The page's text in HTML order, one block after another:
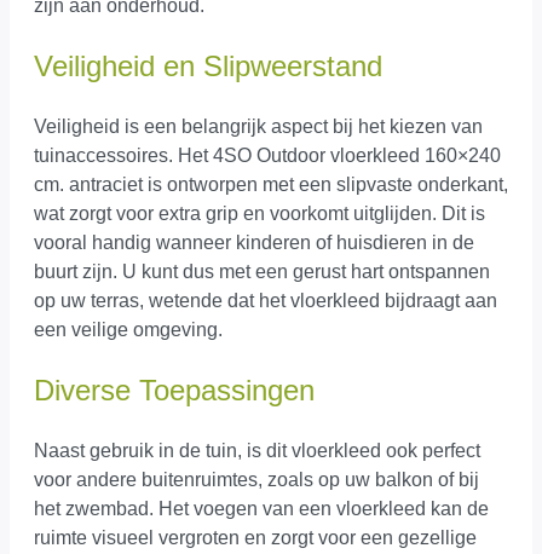
zijn aan onderhoud.
Veiligheid en Slipweerstand
Veiligheid is een belangrijk aspect bij het kiezen van
tuinaccessoires. Het 4SO Outdoor vloerkleed 160×240
cm. antraciet is ontworpen met een slipvaste onderkant,
wat zorgt voor extra grip en voorkomt uitglijden. Dit is
vooral handig wanneer kinderen of huisdieren in de
buurt zijn. U kunt dus met een gerust hart ontspannen
op uw terras, wetende dat het vloerkleed bijdraagt aan
een veilige omgeving.
Diverse Toepassingen
Naast gebruik in de tuin, is dit vloerkleed ook perfect
voor andere buitenruimtes, zoals op uw balkon of bij
het zwembad. Het voegen van een vloerkleed kan de
ruimte visueel vergroten en zorgt voor een gezellige